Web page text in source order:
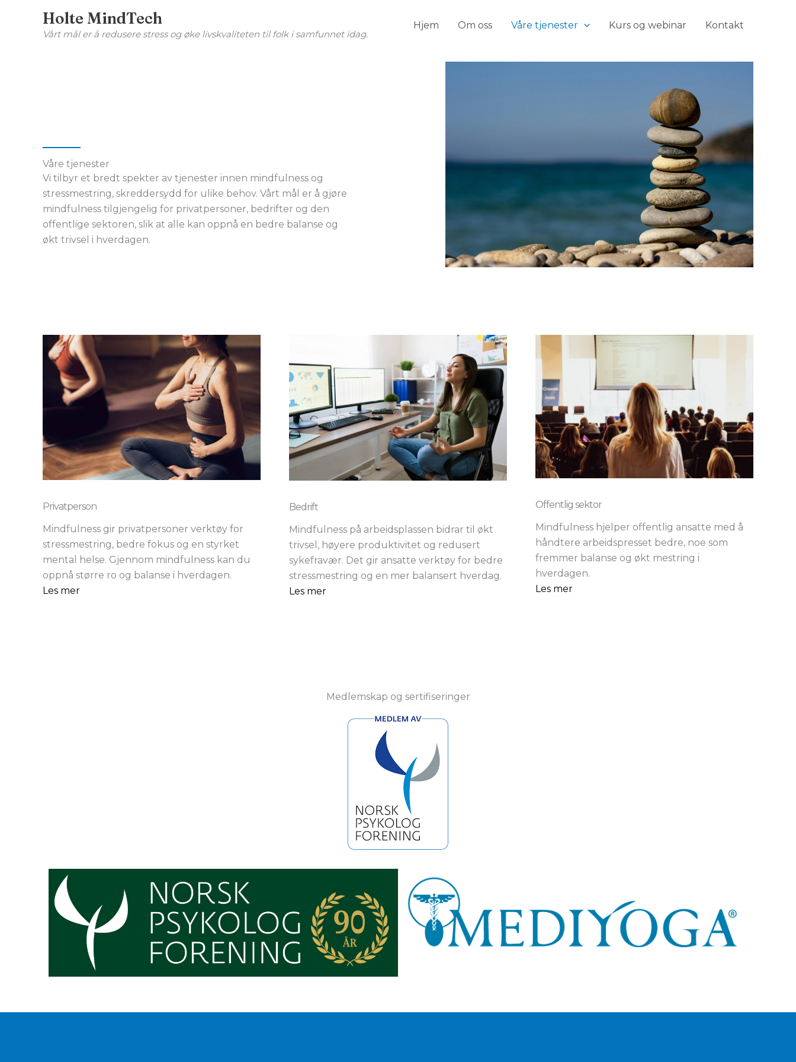
Holte MindTech
Vårt mål er å redusere stress og øke livskvaliteten til folk i samfunnet idag.
Hjem Om oss Våre tjenester Kurs og webinar Kontakt
Våre tjenester
Vi tilbyr et bredt spekter av tjenester innen mindfulness og
stressmestring, skreddersydd for ulike behov. Vårt mål er å gjøre
mindfulness tilgjengelig for privatpersoner, bedrifter og den
offentlige sektoren, slik at alle kan oppnå en bedre balanse og
økt trivsel i hverdagen.
Privatperson
Mindfulness gir privatpersoner verktøy for
stressmestring, bedre fokus og en styrket
mental helse. Gjennom mindfulness kan du
oppnå større ro og balanse i hverdagen.
Les mer
Bedrift
Mindfulness på arbeidsplassen bidrar til økt
trivsel, høyere produktivitet og redusert
sykefravær. Det gir ansatte verktøy for bedre
stressmestring og en mer balansert hverdag.
Les mer
Offentlig sektor
Mindfulness hjelper offentlig ansatte med å
håndtere arbeidspresset bedre, noe som
fremmer balanse og økt mestring i
hverdagen.
Les mer
Medlemskap og sertifiseringer